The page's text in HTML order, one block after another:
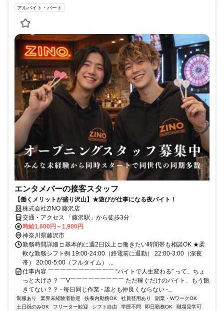
アルバイト・パート
エンタメバーの接客スタッフ
【働くメリットが盛り沢山】★遊びが仕事になる夜バイト！
株式会社ZINO 藤沢店
交通・アクセス 「藤沢駅」から徒歩3分
時給1,600円～1,900円
神奈川県藤沢市
勤務時間詳細 □ 基本的に週2日以上 □ 働きたい時間帯も相談OK ★柔
軟な勤務シフト例 19:00-24:00（終電前に退勤） 22:00-3:00（深夜
帯） 20:00-5:00（フルタイム） ...
仕事内容 ￣￣￣￣￣￣￣￣￣￣￣ “バイトで人生変わる” って、ちょ
っと大げさ？ ￣V￣￣￣￣￣￣￣￣￣ ただ稼ぐだけのバイト、もう飽
きてない？？ - 毎日同じ作業 - 誰とも仲良くならない -...
制服あり 業界未経験者歓迎 扶養内勤務OK 社員登用あり
副業・WワークOK
土日祝のみOK
フリーター歓迎 シフト自由 学歴不問 即日勤務OK
職場見学可